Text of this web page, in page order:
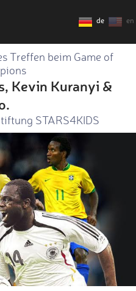
de en
Treffen beim Game of
Kevin Kuranyi &
STARS4KIDS